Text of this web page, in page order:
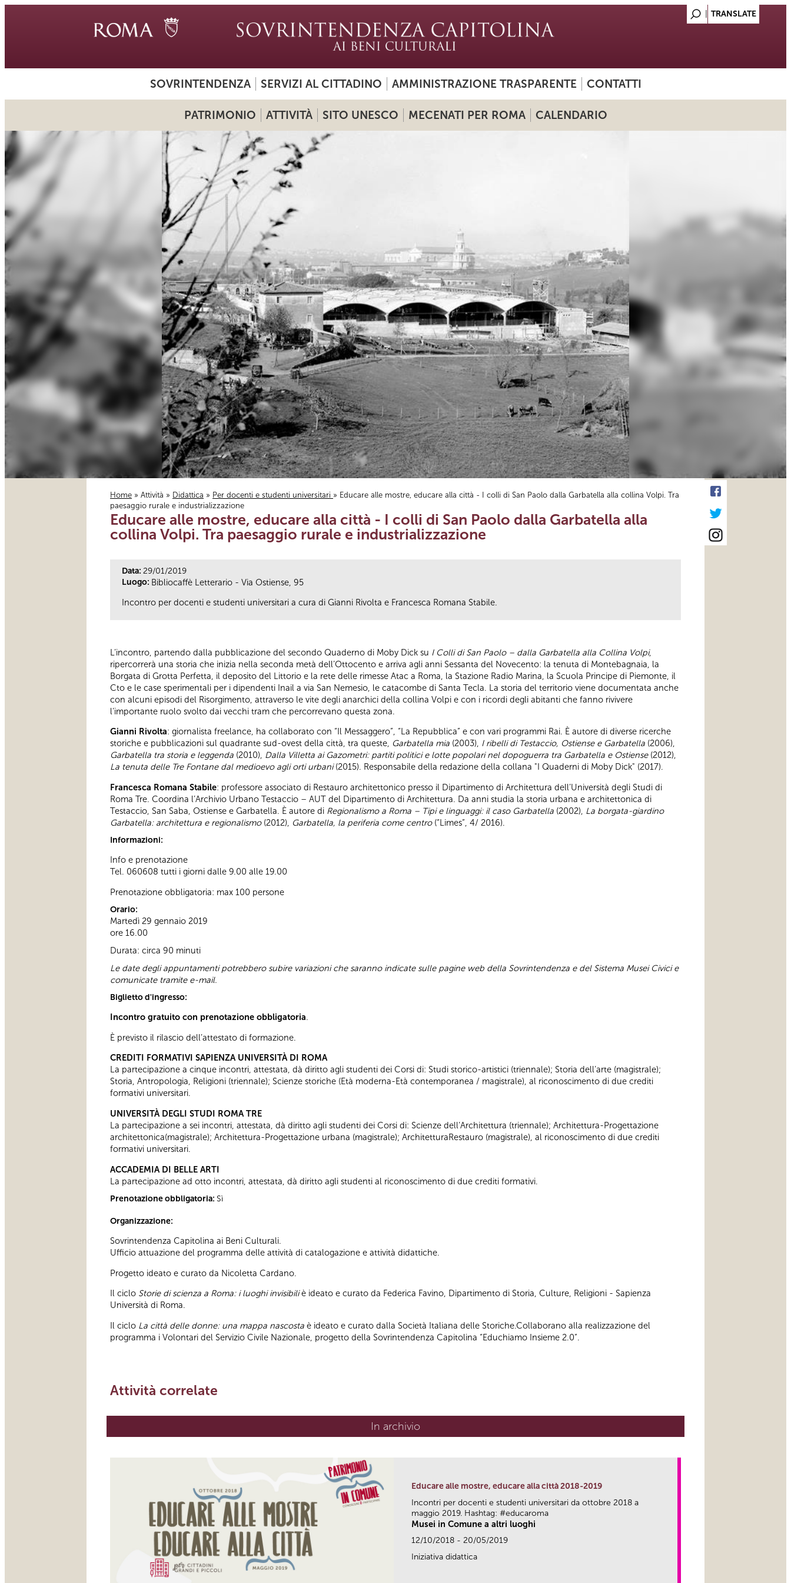
SOVRINTENDENZA SERVIZI AL CITTADINO AMMINISTRAZIONE TRASPARENTE CONTATTI
PATRIMONIO ATTIVITÀ SITO UNESCO MECENATI PER ROMA CALENDARIO
Tu sei qui
Home » Attività » Didattica » Per docenti e studenti universitari » Educare alle mostre, educare alla città - I colli di San Paolo dalla Garbatella alla collina Volpi. Tra
paesaggio rurale e industrializzazione
Educare alle mostre, educare alla città - I colli di San Paolo dalla Garbatella alla
collina Volpi. Tra paesaggio rurale e industrializzazione
Data: 29/01/2019
Luogo: Bibliocaffè Letterario - Via Ostiense, 95
Incontro per docenti e studenti universitari a cura di Gianni Rivolta e Francesca Romana Stabile.
L’incontro, partendo dalla pubblicazione del secondo Quaderno di Moby Dick su I Colli di San Paolo – dalla Garbatella alla Collina Volpi,
ripercorrerà una storia che inizia nella seconda metà dell’Ottocento e arriva agli anni Sessanta del Novecento: la tenuta di Montebagnaia, la
Borgata di Grotta Perfetta, il deposito del Littorio e la rete delle rimesse Atac a Roma, la Stazione Radio Marina, la Scuola Principe di Piemonte, il
Cto e le case sperimentali per i dipendenti Inail a via San Nemesio, le catacombe di Santa Tecla. La storia del territorio viene documentata anche
con alcuni episodi del Risorgimento, attraverso le vite degli anarchici della collina Volpi e con i ricordi degli abitanti che fanno rivivere
l’importante ruolo svolto dai vecchi tram che percorrevano questa zona.
Gianni Rivolta: giornalista freelance, ha collaborato con “Il Messaggero”, “La Repubblica” e con vari programmi Rai. È autore di diverse ricerche
storiche e pubblicazioni sul quadrante sud-ovest della città, tra queste, Garbatella mia (2003), I ribelli di Testaccio, Ostiense e Garbatella (2006),
Garbatella tra storia e leggenda (2010), Dalla Villetta ai Gazometri: partiti politici e lotte popolari nel dopoguerra tra Garbatella e Ostiense(2012),
La tenuta delle Tre Fontane dal medioevo agli orti urbani(2015). Responsabile della redazione della collana "I Quaderni di Moby Dick" (2017).
Francesca Romana Stabile: professore associato di Restauro architettonico presso il Dipartimento di Architettura dell’Università degli Studi di
Roma Tre. Coordina l’Archivio Urbano Testaccio – AUT del Dipartimento di Architettura. Da anni studia la storia urbana e architettonica di
Testaccio, San Saba, Ostiense e Garbatella. È autore di Regionalismo a Roma – Tipi e linguaggi: il caso Garbatella (2002), La borgata-giardino
Garbatella: architettura e regionalismo(2012), Garbatella, la periferia come centro(“Limes”, 4/ 2016).
Informazioni:
Info e prenotazione
Tel. 060608 tutti i giorni dalle 9.00 alle 19.00
Prenotazione obbligatoria: max 100 persone
Orario:
Martedì 29 gennaio 2019
ore 16.00
Durata: circa 90 minuti
Le date degli appuntamenti potrebbero subire variazioni che saranno indicate sulle pagine web della Sovrintendenza e del Sistema Musei Civici e
comunicate tramite e-mail.
Biglietto d'ingresso:
Incontro gratuito con prenotazione obbligatoria.
È previsto il rilascio dell’attestato di formazione.
CREDITI FORMATIVI SAPIENZA UNIVERSITÀ DI ROMA
La partecipazione a cinque incontri, attestata, dà diritto agli studenti dei Corsi di: Studi storico-artistici (triennale); Storia dell’arte (magistrale);
Storia, Antropologia, Religioni (triennale); Scienze storiche (Età moderna-Età contemporanea / magistrale), al riconoscimento di due crediti
formativi universitari.
UNIVERSITÀ DEGLI STUDI ROMA TRE
La partecipazione a sei incontri, attestata, dà diritto agli studenti dei Corsi di: Scienze dell’Architettura (triennale); Architettura-Progettazione
architettonica(magistrale); Architettura-Progettazione urbana (magistrale); ArchitetturaRestauro (magistrale), al riconoscimento di due crediti
formativi universitari.
ACCADEMIA DI BELLE ARTI
La partecipazione ad otto incontri, attestata, dà diritto agli studenti al riconoscimento di due crediti formativi.
Prenotazione obbligatoria: Sì
Organizzazione:
Sovrintendenza Capitolina ai Beni Culturali.
Ufficio attuazione del programma delle attività di catalogazione e attività didattiche.
Progetto ideato e curato da Nicoletta Cardano.
Il ciclo Storie di scienza a Roma: i luoghi invisibiliè ideato e curato da Federica Favino, Dipartimento di Storia, Culture, Religioni - Sapienza
Università di Roma.
Il ciclo La città delle donne: una mappa nascosta è ideato e curato dalla Società Italiana delle Storiche.Collaborano alla realizzazione del
programma i Volontari del Servizio Civile Nazionale, progetto della Sovrintendenza Capitolina “Educhiamo Insieme 2.0”.
Attività correlate
In archivio
Educare alle mostre, educare alla città 2018-2019
Incontri per docenti e studenti universitari da ottobre 2018 a
maggio 2019. Hashtag: #educaroma
Musei in Comune a altri luoghi
12/10/2018 - 20/05/2019
Iniziativa didattica